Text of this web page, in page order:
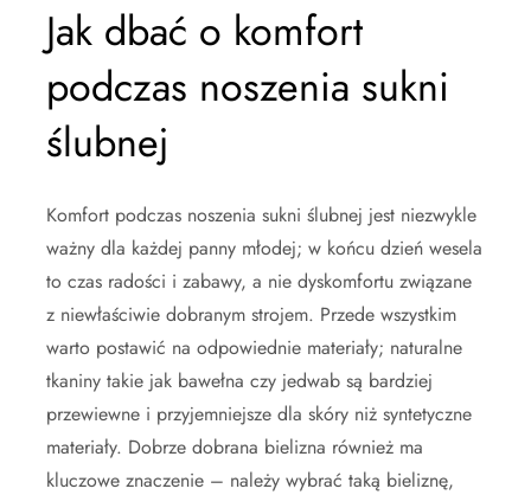
Jak dbać o komfort
podczas noszenia sukni
ślubnej
Komfort podczas noszenia sukni ślubnej jest niezwykle
ważny dla każdej panny młodej; w końcu dzień wesela
to czas radości i zabawy, a nie dyskomfortu związane
z niewłaściwie dobranym strojem. Przede wszystkim
warto postawić na odpowiednie materiały; naturalne
tkaniny takie jak bawełna czy jedwab są bardziej
przewiewne i przyjemniejsze dla skóry niż syntetyczne
materiały. Dobrze dobrana bielizna również ma
kluczowe znaczenie – należy wybrać taką bieliznę,